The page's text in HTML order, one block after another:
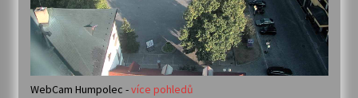
WebCam Humpolec -více pohledů